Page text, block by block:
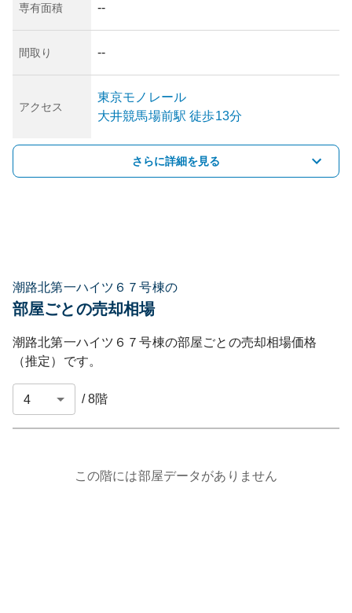
専有面積 --
間取り --
アクセス
東京モノレール
大井競馬場前駅 徒歩13分
さらに詳細を見る
潮路北第一ハイツ６７号棟の
部屋ごとの売却相場
潮路北第一ハイツ６７号棟の部屋ごとの売却相場価格
（推定）です。
/8階
この階には部屋データがありません